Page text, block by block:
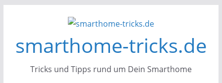
smarthome-tricks.de
Tricks und Tipps rund um Dein Smarthome